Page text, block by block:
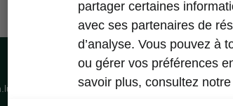
Formulaire de contact
partager certaines
avec ses partenaires de
d’analyse. Vous pouvez à
ou gérer vos préférences
savoir plus, consultez notre